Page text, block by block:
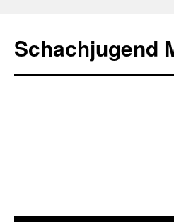
springen
Schachjugend